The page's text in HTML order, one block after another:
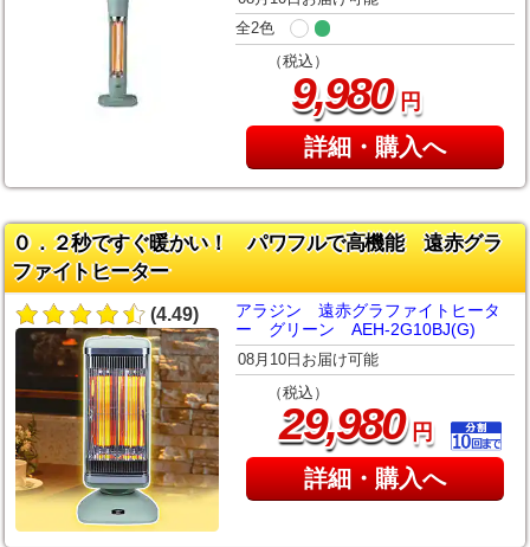
全2色
（税込）
9,980円
詳細・購入へ
０．２秒ですぐ暖かい！ パワフルで高機能 遠赤グラ
ファイトヒーター
(4.49)
アラジン 遠赤グラファイトヒータ
ー グリーン AEH-2G10BJ(G)
08月10日お届け可能
（税込）
29,980円
詳細・購入へ